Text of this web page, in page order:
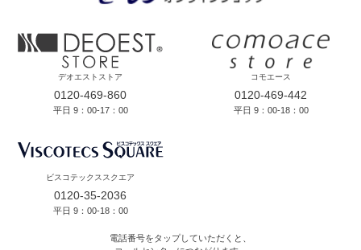
デオエストストア
0120-469-860
平日 9：00-17：00
コモエース
0120-469-442
平日 9：00-18：00
ビスコテックススクエア
0120-35-2036
平日 9：00-18：00
電話番号をタップしていただくと、